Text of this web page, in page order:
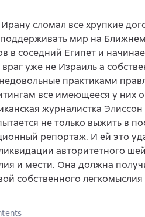
сломал все хрупкие
поддерживать мир на
в соседний Египет и
уже не Израиль а
практиками
все имеющееся у них
журналистка
не только выжить в
репортаж. И ей это
авторитетного
и мести. Она должна
собственного